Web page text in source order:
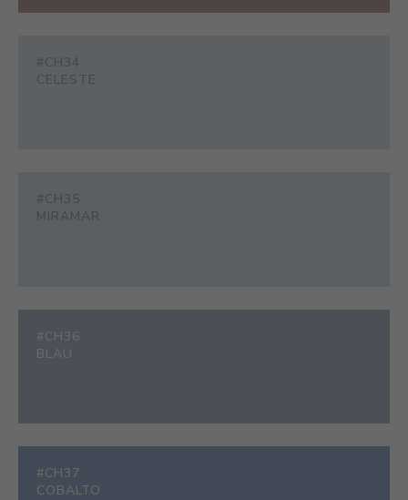
#CH34
CELESTE
#CH35
MIRAMAR
#CH36
BLAU
#CH37
COBALTO